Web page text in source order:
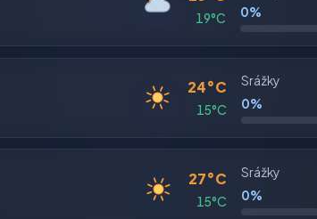
19°C
0%
24°C
15°C
Srážky
0%
27°C
15°C
Srážky
0%